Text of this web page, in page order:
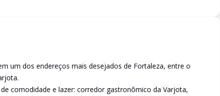
um dos endereços mais desejados de Fortaleza, entre o
comodidade e lazer: corredor gastronômico da Varjota,